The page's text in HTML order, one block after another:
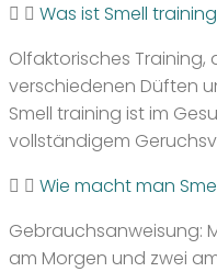
Was ist Smell
Olfaktorisches
verschiedenen Düften
Smell training ist im
vollständigem
Wie macht man
Gebrauchsanweisung:
am Morgen und zwei